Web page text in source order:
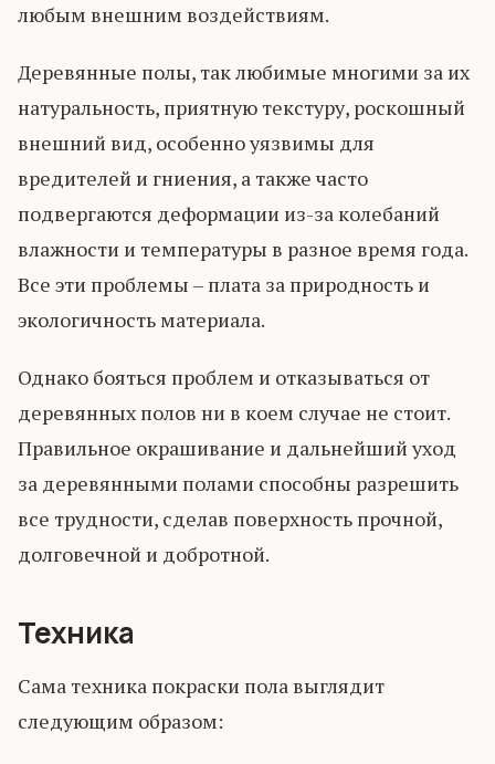
любым внешним воздействиям.
Деревянные полы, так любимые многими за их
натуральность, приятную текстуру, роскошный
внешний вид, особенно уязвимы для
вредителей и гниения, а также часто
подвергаются деформации из-за колебаний
влажности и температуры в разное время года.
Все эти проблемы – плата за природность и
экологичность материала.
Однако бояться проблем и отказываться от
деревянных полов ни в коем случае не стоит.
Правильное окрашивание и дальнейший уход
за деревянными полами способны разрешить
все трудности, сделав поверхность прочной,
долговечной и добротной.
Техника
Сама техника покраски пола выглядит
следующим образом: